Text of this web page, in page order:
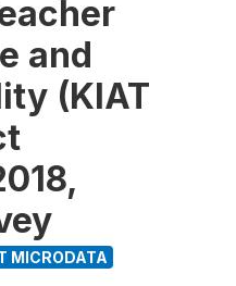
and
(KIAT
MICRODATA